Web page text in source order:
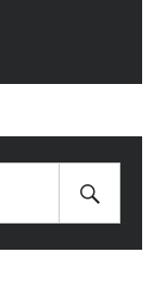
Search
Submit